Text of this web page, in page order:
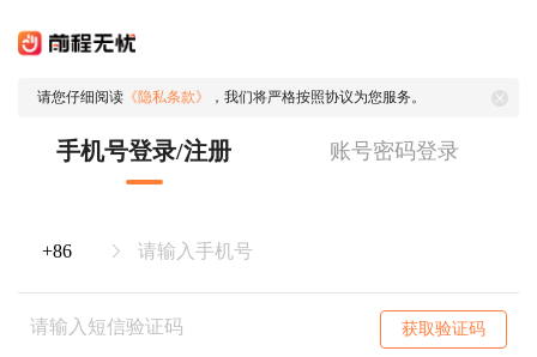
请您仔细阅读 《隐私条款》 ，我们将严格按照协议为您服务。
手机号登录/注册 账号密码登录
获取验证码